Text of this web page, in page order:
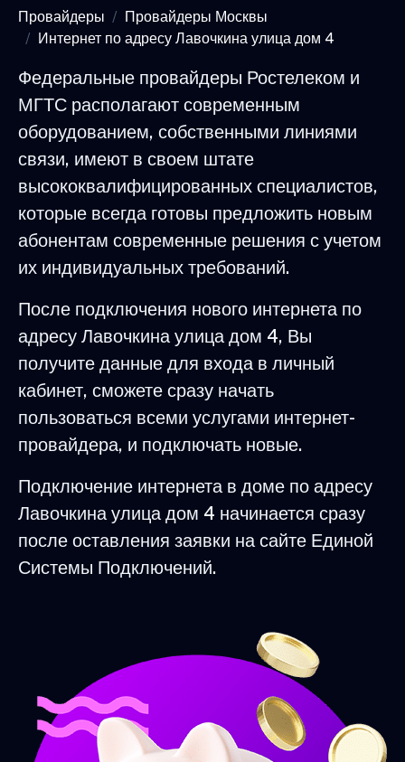
Провайдеры
Провайдеры Москвы
Интернет по адресу Лавочкина улица дом 4
Федеральные провайдеры Ростелеком и
МГТС располагают современным
оборудованием, собственными линиями
связи, имеют в своем штате
высококвалифицированных специалистов,
которые всегда готовы предложить новым
абонентам современные решения с учетом
их индивидуальных требований.
После подключения нового интернета по
адресу Лавочкина улица дом 4, Вы
получите данные для входа в личный
кабинет, сможете сразу начать
пользоваться всеми услугами интернет-
провайдера, и подключать новые.
Подключение интернета в доме по адресу
Лавочкина улица дом 4 начинается сразу
после оставления заявки на сайте Единой
Системы Подключений.